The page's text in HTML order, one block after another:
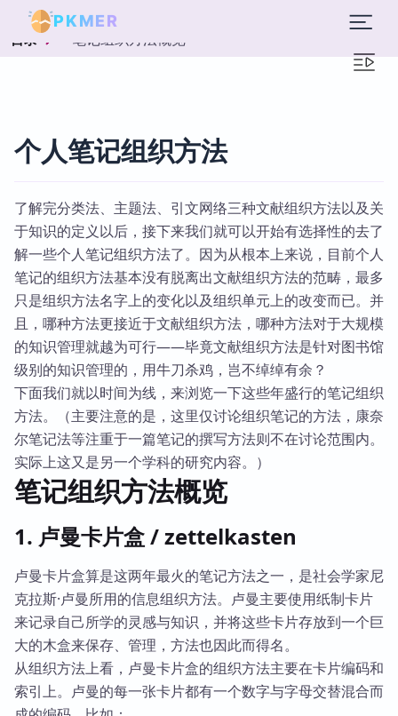
PKMER
目录 笔记组织方法概览
个人笔记组织方法
了解完分类法、主题法、引文网络三种文献组织方法以及关
于知识的定义以后，接下来我们就可以开始有选择性的去了
解一些个人笔记组织方法了。因为从根本上来说，目前个人
笔记的组织方法基本没有脱离出文献组织方法的范畴，最多
只是组织方法名字上的变化以及组织单元上的改变而已。并
且，哪种方法更接近于文献组织方法，哪种方法对于大规模
的知识管理就越为可行——毕竟文献组织方法是针对图书馆
级别的知识管理的，用牛刀杀鸡，岂不绰绰有余？
下面我们就以时间为线，来浏览一下这些年盛行的笔记组织
方法。（主要注意的是，这里仅讨论组织笔记的方法，康奈
尔笔记法等注重于一篇笔记的撰写方法则不在讨论范围内。
实际上这又是另一个学科的研究内容。）
笔记组织方法概览
1. 卢曼卡片盒 / zettelkasten
卢曼卡片盒算是这两年最火的笔记方法之一，是社会学家尼
克拉斯·卢曼所用的信息组织方法。卢曼主要使用纸制卡片
来记录自己所学的灵感与知识，并将这些卡片存放到一个巨
大的木盒来保存、管理，方法也因此而得名。
从组织方法上看，卢曼卡片盒的组织方法主要在卡片编码和
索引上。卢曼的每一张卡片都有一个数字与字母交替混合而